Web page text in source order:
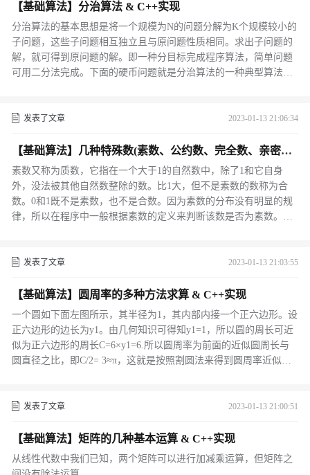
【基础算法】分治算法 & C++实现
分治算法的基本思想是将一个规模为N的问题分解为K个规模较小的
子问题，这些子问题相互独立且与原问题性质相同。求出子问题的
解，就可得到原问题的解。即一种分目标完成程序算法，简单问题
可用二分法完成。下面的硬币问题就是分治算法的一种典型算法
发表了文章 2023-01-13 21:06:34
【基础算法】几种特殊数(素数、公约数、完全数、亲密数)
& C++实现
素数又称为质数，它指在一个大于1的自然数中，除了1和它自身
外，没法被其他自然数整除的数。比1大，但不是素数的数称为合
数。0和1既不是素数，也不是合数。因为素数的分布没有明显的规
律，所以在程序中一般根据素数的定义来判断该数是否为素数。例
对于每个不小于9的奇数，都可以表示为三个奇素数之和。
发表了文章 2023-01-13 21:03:55
【基础算法】圆周率的多种方法求算 & C++实现
一个圆如下面左图所示，其半径为1，其内部内接一个正六边形。设
正六边形的边长为y1。由几何知识可得知y1=1，所以圆的周长可近
似为正六边形的周长C=6×y1=6.所以圆周率为前面的近似圆周长与
圆直径之比，即C/2= 3≈π，这就是按照割圆法来得到圆周率近似值
发表了文章 2023-01-13 21:00:51
【基础算法】矩阵的几种基本运算 & C++实现
从线性代数中我们已知，两个矩阵可以进行加减乘运算，但矩阵之